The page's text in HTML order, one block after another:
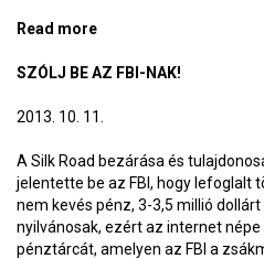
Read more
SZÓLJ BE AZ FBI-NAK!
2013. 10. 11.
A Silk Road bezárása és
jelentette be az FBI, hogy lefoglalt
nem kevés pénz, 3-3,5 millió
nyilvánosak, ezért az internet
pénztárcát, amelyen az FBI a